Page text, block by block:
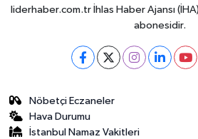
liderhaber.com.tr İhlas Haber Ajansı
abonesidir.
Nöbetçi Eczaneler
Hava Durumu
İstanbul Namaz Vakitleri